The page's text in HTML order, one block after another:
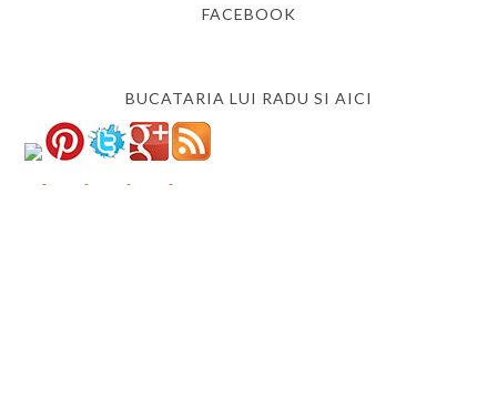
FACEBOOK
BUCATARIA LUI RADU SI AICI